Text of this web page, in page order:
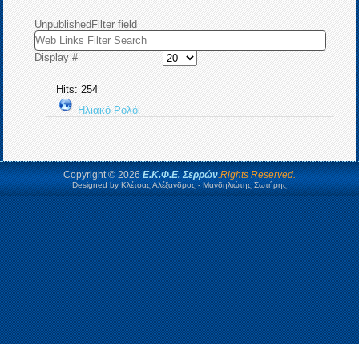
Unpublished Filter field
Display #
Hits: 254
Ηλιακό Ρολόι
Copyright © 2026Ε.Κ.Φ.Ε. Σερρών.Rights Reserved.
Designed by Κλέτσας Αλέξανδρος - Μανδηλιώτης Σωτήρης